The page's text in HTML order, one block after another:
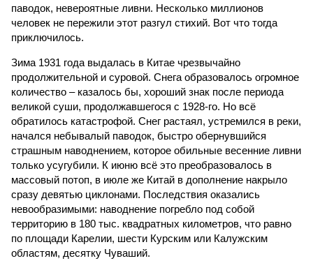
паводок, невероятные ливни. Несколько миллионов
человек не пережили этот разгул стихий. Вот что тогда
приключилось.
Зима 1931 года выдалась в Китае чрезвычайно
продолжительной и суровой. Снега образовалось огромное
количество – казалось бы, хороший знак после периода
великой суши, продолжавшегося с 1928-го. Но всё
обратилось катастрофой. Снег растаял, устремился в реки,
начался небывалый паводок, быстро обернувшийся
страшным наводнением, которое обильные весенние ливни
только усугубили. К июню всё это преобразовалось в
массовый потоп, в июле же Китай в дополнение накрыло
сразу девятью циклонами. Последствия оказались
невообразимыми: наводнение погребло под собой
территорию в 180 тыс. квадратных километров, что равно
по площади Карелии, шести Курским или Калужским
областям, десятку Чуваший.